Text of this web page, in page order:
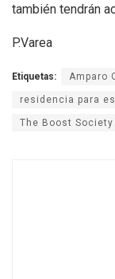
también tendrán
P.Varea
Etiquetas: Amparo
residencia para
The Boost Society